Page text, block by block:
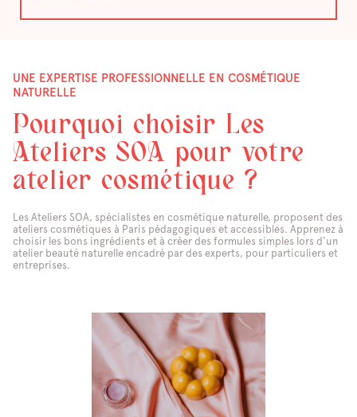
UNE EXPERTISE PROFESSIONNELLE EN COSMÉTIQUE
NATURELLE
Pourquoi choisir Les
Ateliers SOA pour votre
atelier cosmétique ?
Les Ateliers SOA, spécialistes en cosmétique naturelle, proposent des
ateliers cosmétiques à Paris pédagogiques et accessibles. Apprenez à
choisir les bons ingrédients et à créer des formules simples lors d’un
atelier beauté naturelle encadré par des experts, pour particuliers et
entreprises.